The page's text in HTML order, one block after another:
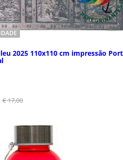
2025 110x110 cm impressão
€ 17,00